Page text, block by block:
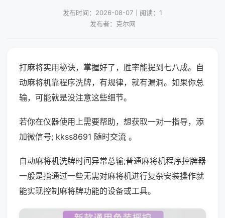
发布时间：2026-08-07｜阅读：1
发布者：克尔网
打麻将实用秘诀，掌握好了，胜率能提到七八成。自
动麻将机靠程序洗牌，有规律，就有漏洞。如果你总
输，可能就是没注意这些细节。
若你在仪器使用上需要帮助，想获取一对一指导，添
加微信号; kkss8691 随时交流 。
自动麻将机洗牌时间异常总输;普通麻将机程序控牌器
一般是指通过一些无需对麻将机进行复杂安装操作就
能实现控制麻将牌功能的设备或工具。